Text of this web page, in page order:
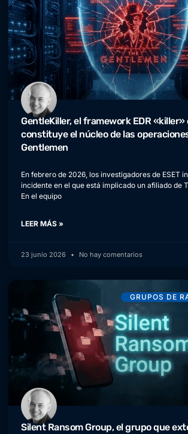
GentleKiller, el framework EDR «killer»
constituye el núcleo de las
Gentlemen
En febrero de 2026, los investigadores de ESET
incidente en el que está implicado un afiliado de
En el equipo
LEER MÁS »
23 junio 2026 No hay comentarios
GRUPOS DE
Silent Ransom Group, el grupo que